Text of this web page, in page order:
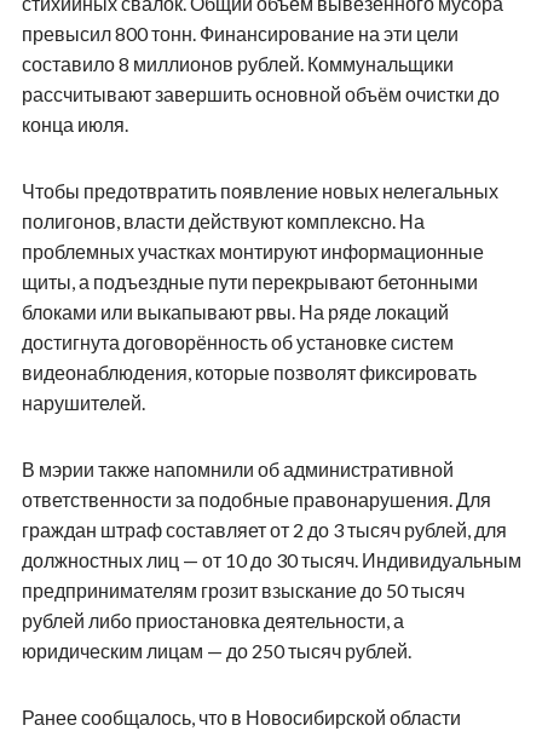
превысил 800 тонн. Финансирование на эти цели
составило 8 миллионов рублей. Коммунальщики
рассчитывают завершить основной объём очистки до
конца июля.
Чтобы предотвратить появление новых нелегальных
полигонов, власти действуют комплексно. На
проблемных участках монтируют информационные
щиты, а подъездные пути перекрывают бетонными
блоками или выкапывают рвы. На ряде локаций
достигнута договорённость об установке систем
видеонаблюдения, которые позволят фиксировать
нарушителей.
В мэрии также напомнили об административной
ответственности за подобные правонарушения. Для
граждан штраф составляет от 2 до 3 тысяч рублей, для
должностных лиц — от 10 до 30 тысяч. Индивидуальным
предпринимателям грозит взыскание до 50 тысяч
рублей либо приостановка деятельности, а
юридическим лицам — до 250 тысяч рублей.
Ранее сообщалось, что в Новосибирской области